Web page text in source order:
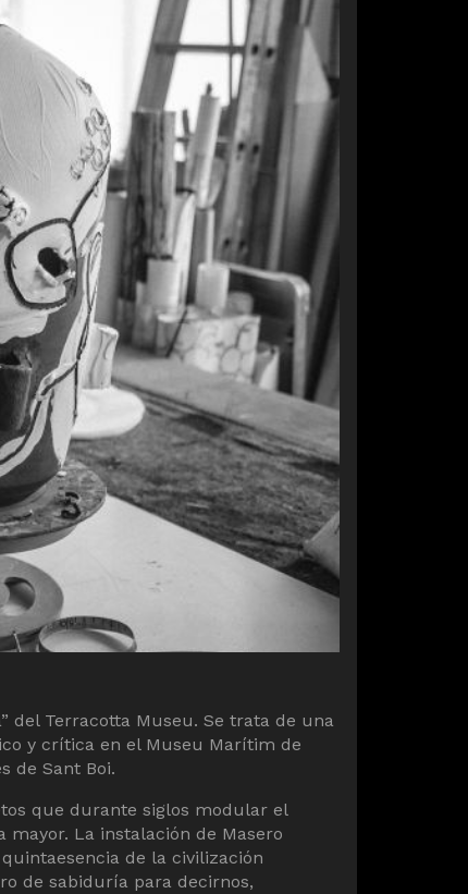
del Terracotta Museu. Se trata de una
y crítica en el Museu Marítim de
de Sant Boi.
que durante siglos modular el
La instalación de Masero
de la civilización
de sabiduría para decirnos,